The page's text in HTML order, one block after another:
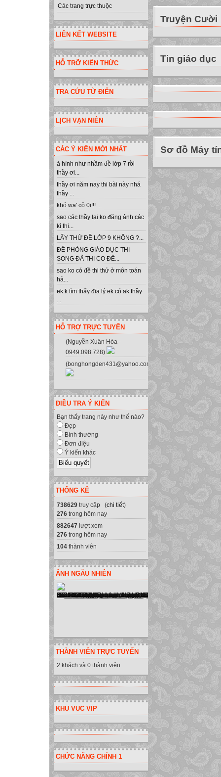
Các trang trực thuộc
LIÊN KẾT WEBSITE
HỖ TRỠ KIẾN THỨC
TRA CỨU TỪ ĐIỂN
LỊCH VẠN NIÊN
CÁC Ý KIẾN MỚI NHẤT
à hình như nhầm đề lớp 7 rồi
thầy ơi...
thầy ơi năm nay thi bài này nhá
thầy ...
khó wa' cô 0i!!! ...
sao các thầy lại ko đăng ảnh các
kì thi...
LẤY THỬ ĐỀ LỚP 9 KHÔNG ?...
ĐỂ PHÒNG GIÁO DỤC THI
SONG ĐÃ THI CO ĐỀ...
sao ko có đề thi thử ở môn toán
hả...
ek.k tìm thấy địa lý ek có ak thầy
...
HỖ TRỢ TRỰC TUYẾN
(Nguyễn Xuân Hóa -
0949.098.728)
(bonghongden431@yahoo.com.vn)
ĐIỀU TRA Ý KIẾN
Bạn thấy trang này như thế nào?
Đẹp
Bình thường
Đơn điệu
Ý kiến khác
THỐNG KÊ
738629 truy cập (chi tiết)
276 trong hôm nay
882647 lượt xem
276 trong hôm nay
104 thành viên
ẢNH NGẪU NHIÊN
THÀNH VIÊN TRỰC TUYẾN
2 khách và 0 thành viên
KHU VUC VIP
CHỨC NĂNG CHÍNH 1
Truyện Cười
Tin giáo dục
Sơ đồ Máy